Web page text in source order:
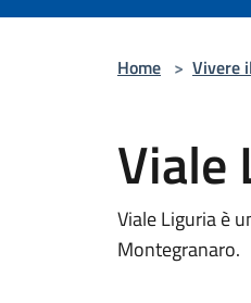
Home > Vivere
Viale
Viale Liguria è
Montegranaro.